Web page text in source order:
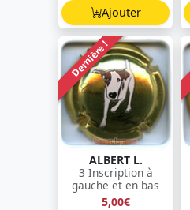
Ajouter
Dernière !
ALBERT L.
3 Inscription à
gauche et en bas
5,00€